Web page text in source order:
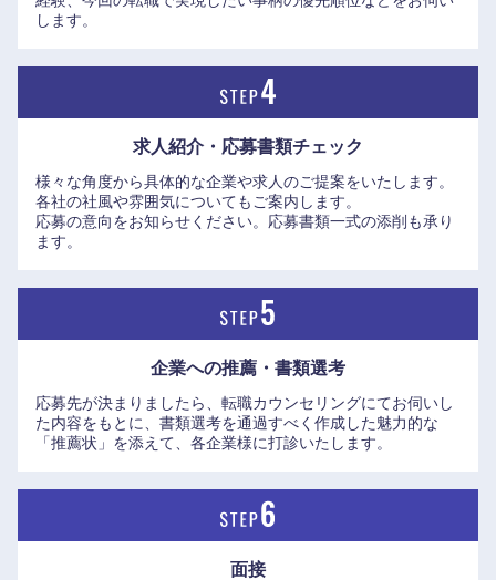
サンシャインシティ [池袋] ／アクアシティお台場／横浜ラン
プレミアム・アウトレット [全国展開]
MARK IS（マークイズ）シリーズ [みなとみらい・静岡・福
岡ももち・葛飾かなまち]
します。
求人紹介・応募書類チェック
様々な角度から具体的な企業や求人のご提案をいたします。
各社の社風や雰囲気についてもご案内します。
応募の意向をお知らせください。応募書類一式の添削も承り
ます。
企業への推薦・書類選考
応募先が決まりましたら、転職カウンセリングにてお伺いし
た内容をもとに、書類選考を通過すべく作成した魅力的な
「推薦状」を添えて、各企業様に打診いたします。
面接
岡山県 広島県
山口県 徳島県